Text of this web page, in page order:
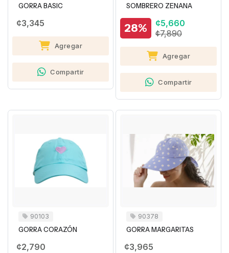
GORRA BASIC
¢3,345
Agregar
Compartir
SOMBRERO ZENANA
28%
¢5,660
¢7,890
Agregar
Compartir
90103
GORRA CORAZÓN
¢2,790
90378
GORRA MARGARITAS
¢3,965